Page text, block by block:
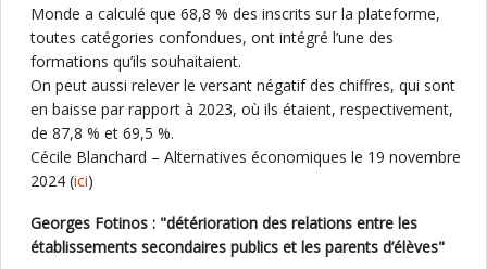
Monde a calculé que 68,8 % des inscrits sur la plateforme,
toutes catégories confondues, ont intégré l’une des
formations qu’ils souhaitaient.
On peut aussi relever le versant négatif des chiffres, qui sont
en baisse par rapport à 2023, où ils étaient, respectivement,
de 87,8 % et 69,5 %.
Cécile Blanchard – Alternatives économiques le 19 novembre
2024 (ici)
Georges Fotinos : "détérioration des relations entre les
établissements secondaires publics et les parents d’élèves"